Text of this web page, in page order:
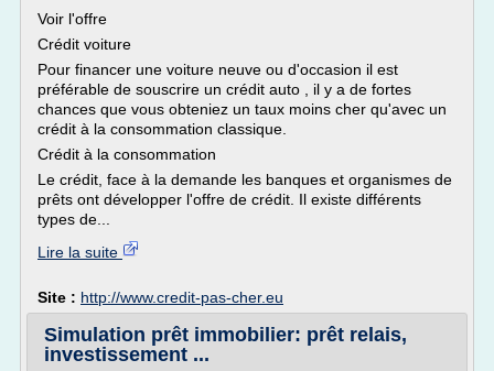
Voir l'offre
Crédit voiture
Pour financer une voiture neuve ou d'occasion il est
préférable de souscrire un crédit auto , il y a de fortes
chances que vous obteniez un taux moins cher qu'avec un
crédit à la consommation classique.
Crédit à la consommation
Le crédit, face à la demande les banques et organismes de
prêts ont développer l'offre de crédit. Il existe différents
types de...
Lire la suite
Site : http://www.credit-pas-cher.eu
Simulation prêt immobilier: prêt relais,
investissement ...